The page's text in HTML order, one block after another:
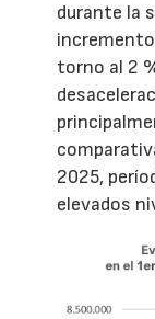
durante la
torno al 2
2025,
elevados